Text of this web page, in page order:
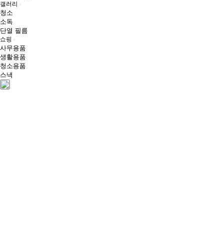
갤러리
청소
소독
단열 필름
쇼핑
사무용품
생활용품
청소용품
스낵